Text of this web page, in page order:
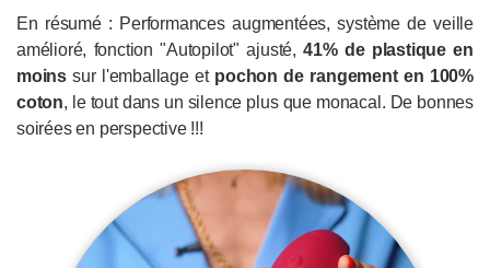
En résumé : Performances augmentées, système de veille
amélioré, fonction "Autopilot" ajusté,41% de plastique en
moins sur l'emballage et pochon de rangement en 100%
coton, le tout dans un silence plus que monacal. De bonnes
soirées en perspective !!!